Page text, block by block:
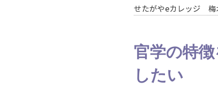
せたがやeカレッジ 梅
官学の特
したい